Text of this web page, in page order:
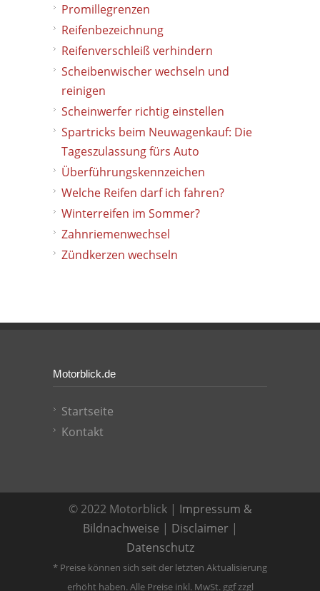
Promillegrenzen
Reifenbezeichnung
Reifenverschleiß verhindern
Scheibenwischer wechseln und
reinigen
Scheinwerfer richtig einstellen
Spartricks beim Neuwagenkauf: Die
Tageszulassung fürs Auto
Überführungskennzeichen
Welche Reifen darf ich fahren?
Winterreifen im Sommer?
Zahnriemenwechsel
Zündkerzen wechseln
Motorblick.de
Startseite
Kontakt
© 2022 Motorblick | Impressum &
Bildnachweise | Disclaimer |
Datenschutz